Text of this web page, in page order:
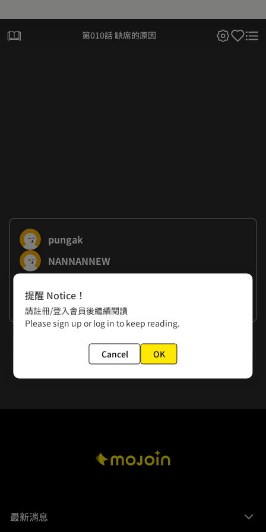
第010話 缺席的原因
pungak
NANNANNEW
作者的話
謝謝大家
第011話 只是個替身
最新消息
提醒 Notice！
請註冊/登入會員後繼續閱讀
Please sign up or log in to keep reading.
Cancel OK